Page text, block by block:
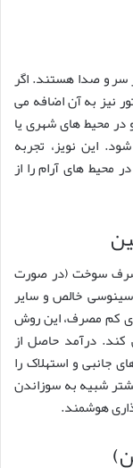
سر و صدا هستند. اگر
نیز به آن اضافه می
در محیط های شهری یا
این نویز، تجربه
محیط های آرام را از
مصرف سوخت (در صورت
سینوسی خالص و سایر
کم مصرف، این روش
کند. درآمد حاصل از
جانبی و استهلاک را
شبیه به سوزاندن
هوشمند.